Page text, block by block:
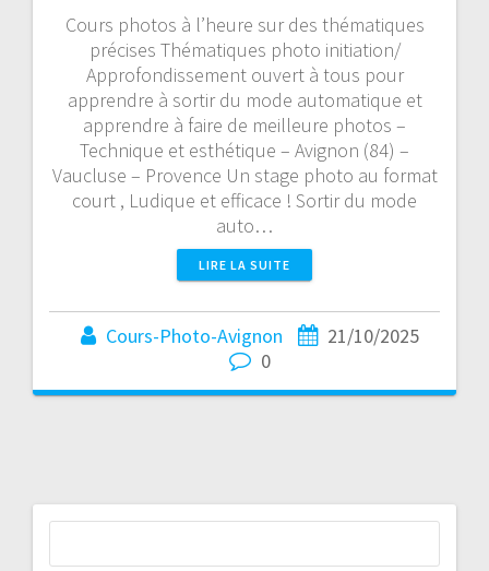
Cours photos à l’heure sur des thématiques
précises Thématiques photo initiation/
Approfondissement ouvert à tous pour
apprendre à sortir du mode automatique et
apprendre à faire de meilleure photos –
Technique et esthétique – Avignon (84) –
Vaucluse – Provence Un stage photo au format
court , Ludique et efficace ! Sortir du mode
auto…
LIRE LA SUITE
Cours-Photo-Avignon
21/10/2025
0